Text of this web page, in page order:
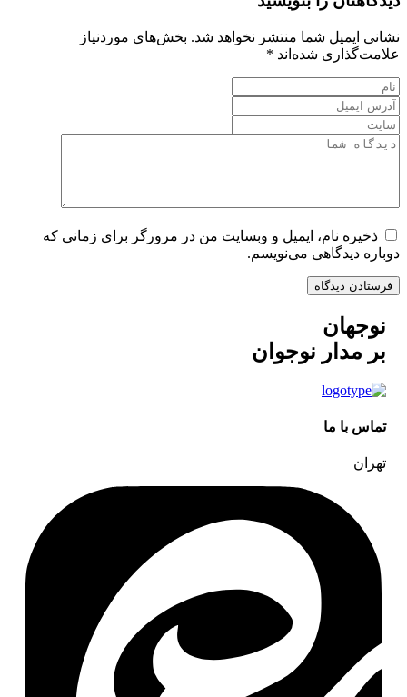
نشانی ایمیل شما منتشر نخواهد شد. بخش‌های موردنیاز
علامت‌گذاری شده‌اند*
ذخیره نام، ایمیل و وبسایت من در مرورگر برای زمانی که
دوباره دیدگاهی می‌نویسم.
نوجهان
بر مدار نوجوان
تماس با ما
تهران